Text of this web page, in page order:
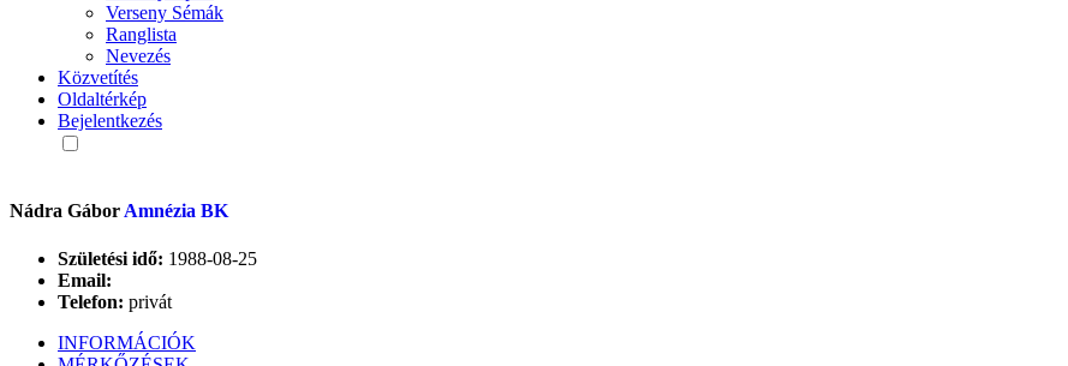
Verseny Sémák
Ranglista
Nevezés
Közvetítés
Oldaltérkép
Bejelentkezés
Nádra GáborAmnézia BK
Születési idő: 1988-08-25
Email:
Telefon: privát
INFORMÁCIÓK